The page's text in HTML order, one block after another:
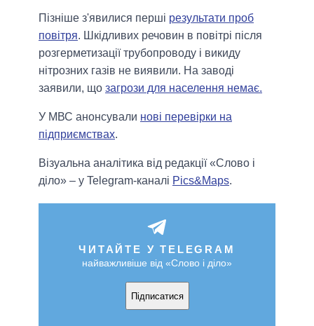
Пізніше з'явилися перші результати проб
повітря. Шкідливих речовин в повітрі після
розгерметизації трубопроводу і викиду
нітрозних газів не виявили. На заводі
заявили, що загрози для населення немає.
У МВС анонсували нові перевірки на
підприємствах.
Візуальна аналітика від редакції «Слово і
діло» – у Telegram-каналі Pics&Maps.
ЧИТАЙТЕ У TELEGRAM
найважливіше від «Слово і діло»
Підписатися